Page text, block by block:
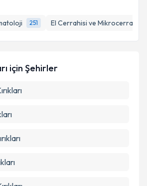
251 El Cerrahisi ve Mikrocerrahi
için Şehirler